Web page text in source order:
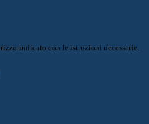
indicato con le istruzioni necessarie.